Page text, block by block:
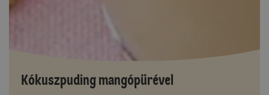
Kókuszpuding mangópürével